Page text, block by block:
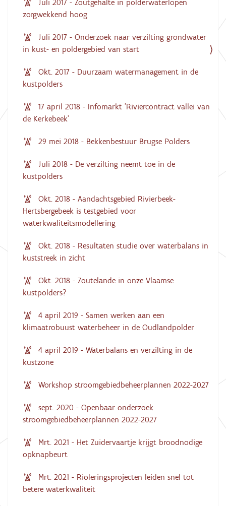
Juli 2017 - Zoutgehalte in polderwaterlopen
zorgwekkend hoog
Juli 2017 - Onderzoek naar verzilting grondwater
in kust- en poldergebied van start
Okt. 2017 - Duurzaam watermanagement in de
kustpolders
17 april 2018 - Infomarkt 'Riviercontract vallei van
de Kerkebeek'
29 mei 2018 - Bekkenbestuur Brugse Polders
Juli 2018 - De verzilting neemt toe in de
kustpolders
Okt. 2018 - Aandachtsgebied Rivierbeek-
Hertsbergebeek is testgebied voor
waterkwaliteitsmodellering
Okt. 2018 - Resultaten studie over waterbalans in
kuststreek in zicht
Okt. 2018 - Zoutelande in onze Vlaamse
kustpolders?
4 april 2019 - Samen werken aan een
klimaatrobuust waterbeheer in de Oudlandpolder
4 april 2019 - Waterbalans en verzilting in de
kustzone
Workshop stroomgebiedbeheerplannen 2022-2027
sept. 2020 - Openbaar onderzoek
stroomgebiedbeheerplannen 2022-2027
Mrt. 2021 - Het Zuidervaartje krijgt broodnodige
opknapbeurt
Mrt. 2021 - Rioleringsprojecten leiden snel tot
betere waterkwaliteit